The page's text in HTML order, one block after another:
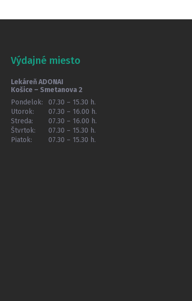
Výdajné miesto
Lekáreň ADONAI
Košice – Smetanova 2
Pondelok:
07.30 – 15.30 h.
Utorok:
07.30 – 16.00 h.
Streda:
07.30 – 16.00 h.
Štvrtok:
07.30 – 15.30 h.
Piatok:
07.30 – 15.30 h.